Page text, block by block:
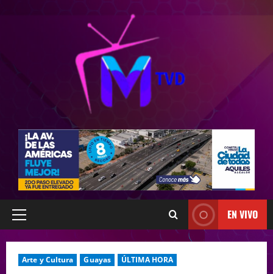
EN VIVO
Arte y Cultura Guayas ÚLTIMA HORA